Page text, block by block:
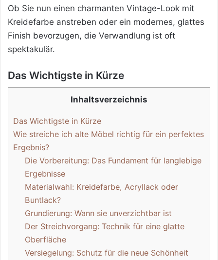
Ob Sie nun einen charmanten Vintage-Look mit
Kreidefarbe anstreben oder ein modernes, glattes
Finish bevorzugen, die Verwandlung ist oft
spektakulär.
Das Wichtigste in Kürze
Inhaltsverzeichnis
Das Wichtigste in Kürze
Wie streiche ich alte Möbel richtig für ein perfektes
Ergebnis?
Die Vorbereitung: Das Fundament für langlebige
Ergebnisse
Materialwahl: Kreidefarbe, Acryllack oder
Buntlack?
Grundierung: Wann sie unverzichtbar ist
Der Streichvorgang: Technik für eine glatte
Oberfläche
Versiegelung: Schutz für die neue Schönheit